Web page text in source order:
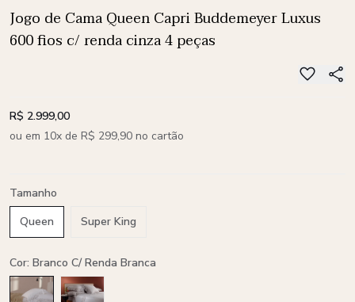
Jogo de Cama Queen Capri Buddemeyer Luxus
600 fios c/ renda cinza 4 peças
R$ 2.999,00
ou em 10x de R$ 299,90 no cartão
Tamanho
Queen
Super King
Cor: Branco C/ Renda Branca